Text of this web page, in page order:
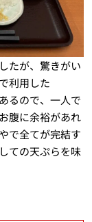
たが、驚きがい
利用した
るので、一人で
腹に余裕があれ
で全てが完結す
ての天ぷらを味